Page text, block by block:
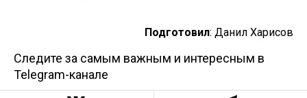
Подготовил: Данил Харисов
Следите за самым важным и интересным в
Telegram-канале